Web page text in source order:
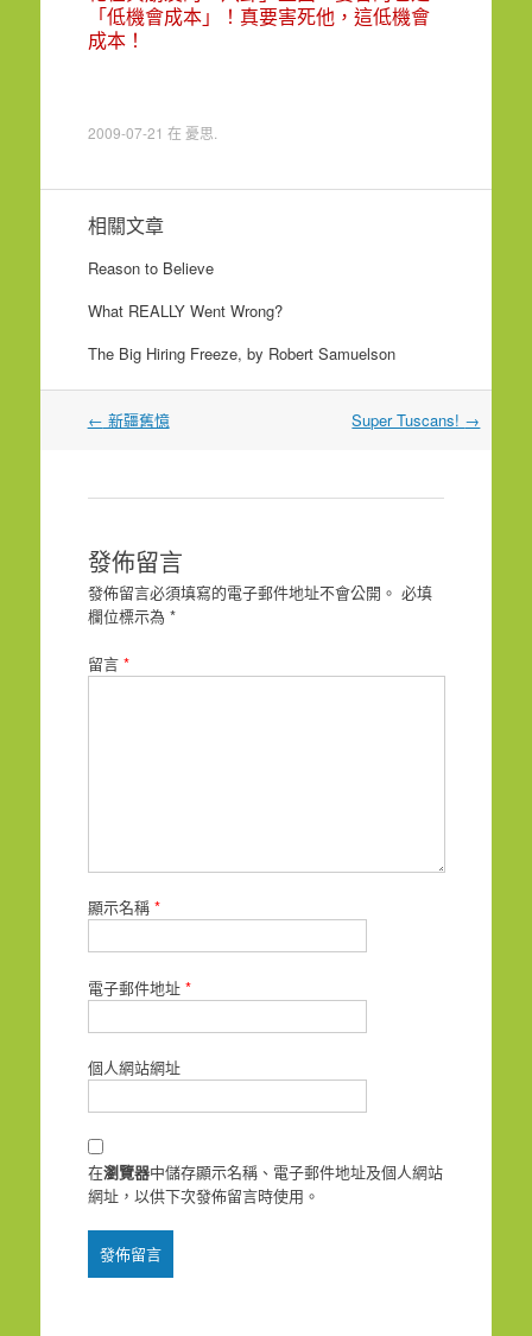
「低機會成本」！真要害死他，這低機會
成本！
2009-07-21 在 憂思
相關文章
Reason to Believe
What REALLY Went Wrong?
The Big Hiring Freeze, by Robert Samuelson
文
← 新疆舊憶 Super Tuscans! →
發佈留言
發佈留言必須填寫的電子郵件地址不會公開。 必填
欄位標示為 *
留言 *
顯示名稱 *
電子郵件地址 *
個人網站網址
在瀏覽器中儲存顯示名稱、電子郵件地址及個人網站
網址，以供下次發佈留言時使用。